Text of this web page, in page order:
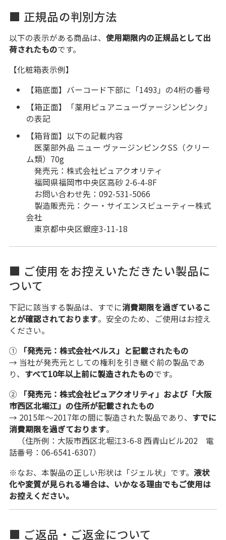
■ 正規品の判別方法
以下の表示がある商品は、 使用期限内の正規品として出
荷されたものです。
【化粧箱表示例】
【箱底面】バーコード下部に「1493」の4桁の番号
【箱正面】「薬用ピュアニューヴァージンピンク」
の表記
【箱背面】以下の記載内容
医薬部外品 ニュー ヴァージンピンクSS（クリー
ム類）70g
発売元：株式会社ピュアクオリティ
福岡県福岡市中央区高砂 2-6-4-8F
お問い合わせ先：092-531-5066
製造販売元：クー・サイエンスビューティー株式
会社
東京都中央区銀座3-11-18
■ ご使用をお控えいただきたい製品に
ついて
下記に該当する製品は、すでに消費期限を過ぎているこ
とが確認されております。安全のため、ご使用はお控え
ください。
①
「発売元：株式会社ベルス」と記載されたもの
→ 当社が発売元としての権利を引き継ぐ前の製品であ
り、 すべて10年以上前に製造されたものです。
②
「発売元：株式会社ピュアクオリティ」および「大阪
市西区北堀江」の住所が記載されたもの
→ 2015年～2017年の間に製造された製品であり、 すでに
消費期限を過ぎております。
（住所例：大阪市西区北堀江3-6-8 西青山ビル202 電
話番号：06-6541-6307）
※なお、本製品の正しい形状は「ジェル状」です。 液状
化や変質が見られる場合は、いかなる理由でもご使用は
お控えください。
■ ご返品・ご返金について